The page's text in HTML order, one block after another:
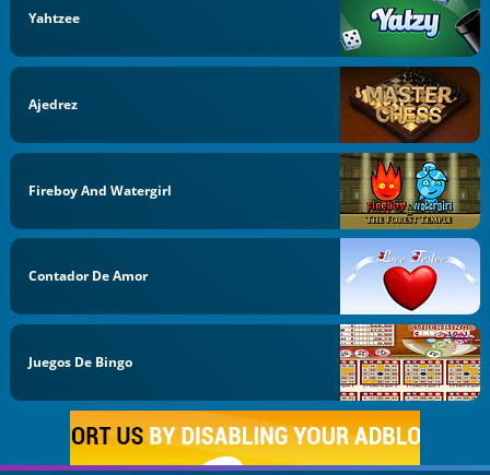
Yahtzee
Ajedrez
Fireboy And Watergirl
Contador De Amor
Juegos De Bingo